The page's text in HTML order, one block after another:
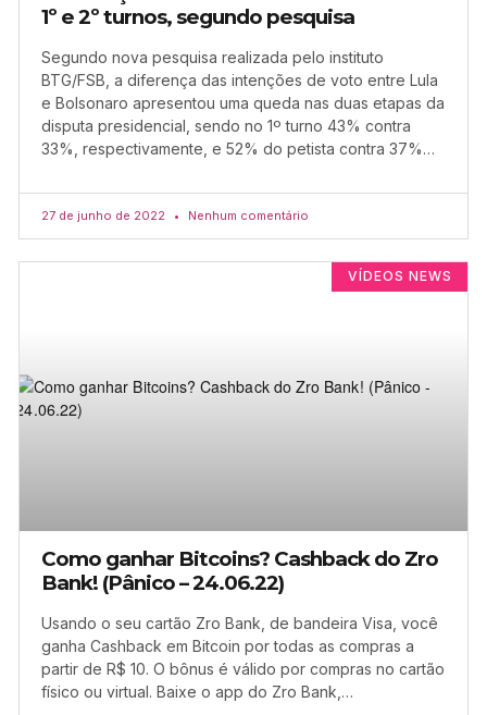
1º e 2º turnos, segundo pesquisa
Segundo nova pesquisa realizada pelo instituto
BTG/FSB, a diferença das intenções de voto entre Lula
e Bolsonaro apresentou uma queda nas duas etapas da
disputa presidencial, sendo no 1º turno 43% contra
33%, respectivamente, e 52% do petista contra 37%…
27 de junho de 2022 Nenhum comentário
VÍDEOS NEWS
Como ganhar Bitcoins? Cashback do Zro
Bank! (Pânico – 24.06.22)
Usando o seu cartão Zro Bank, de bandeira Visa, você
ganha Cashback em Bitcoin por todas as compras a
partir de R$ 10. O bônus é válido por compras no cartão
físico ou virtual. Baixe o app do Zro Bank,…